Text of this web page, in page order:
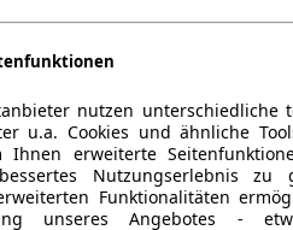
nutzen unterschiedliche
u.a. Cookies und ähnliche
Ihnen erweiterte
Nutzungserlebnis zu
Funktionalitäten
unseres Angebotes -
AutomatikLimousine4 Türen
CO2* · CO2-Klasse B